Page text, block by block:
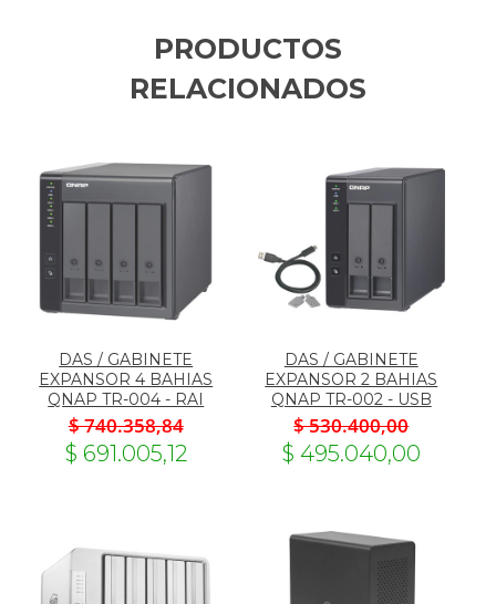
PRODUCTOS
RELACIONADOS
DAS / GABINETE
EXPANSOR 4 BAHIAS
QNAP TR-004 - RAI
$ 740.358,84
$ 691.005,12
DAS / GABINETE
EXPANSOR 2 BAHIAS
QNAP TR-002 - USB
$ 530.400,00
$ 495.040,00